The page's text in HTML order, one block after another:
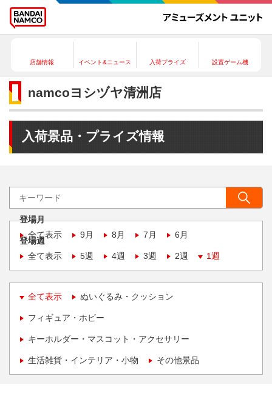
店舗情報 イベント&ニュース 入荷プライズ 設置ゲーム機
namcoヨシヅヤ清洲店
入荷景品・プライズ情報
登場月
全て表示
9月 8月 7月 6月
登場週
全て表示
5週 4週 3週 2週 1週
全て表示 ぬいぐるみ・クッション
フィギュア・ホビー
キーホルダー・マスコット・アクセサリー
生活雑貨・インテリア・小物 その他景品